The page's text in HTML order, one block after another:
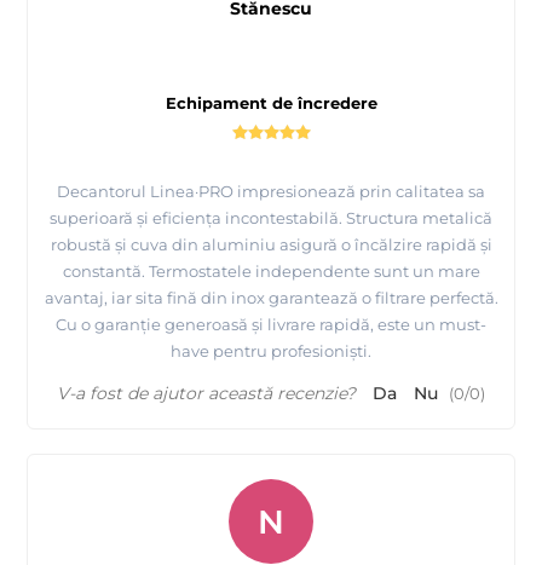
Echipament de încredere
Decantorul Linea·PRO impresionează prin calitatea sa
superioară și eficiența incontestabilă. Structura metalică
robustă și cuva din aluminiu asigură o încălzire rapidă și
constantă. Termostatele independente sunt un mare
avantaj, iar sita fină din inox garantează o filtrare perfectă.
Cu o garanție generoasă și livrare rapidă, este un must-
have pentru profesioniști.
Stănescu
V-a fost de ajutor această recenzie? Da Nu (0/0)
N